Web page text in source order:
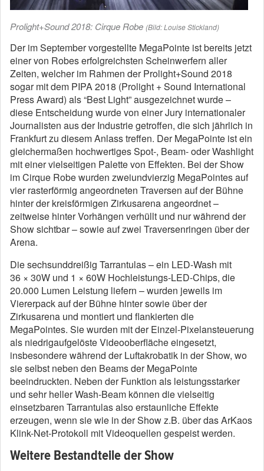
Prolight+Sound 2018: Cirque Robe (Bild: Louise Stickland)
Der im September vorgestellte MegaPointe ist bereits jetzt
einer von Robes erfolgreichsten Scheinwerfern aller
Zeiten, welcher im Rahmen der Prolight+Sound 2018
sogar mit dem PIPA 2018 (Prolight + Sound International
Press Award) als “Best Light” ausgezeichnet wurde –
diese Entscheidung wurde von einer Jury internationaler
Journalisten aus der Industrie getroffen, die sich jährlich in
Frankfurt zu diesem Anlass treffen. Der MegaPointe ist ein
gleichermaßen hochwertiges Spot-, Beam- oder Washlight
mit einer vielseitigen Palette von Effekten. Bei der Show
im Cirque Robe wurden zweiundvierzig MegaPointes auf
vier rasterförmig angeordneten Traversen auf der Bühne
hinter der kreisförmigen Zirkusarena angeordnet –
zeitweise hinter Vorhängen verhüllt und nur während der
Show sichtbar – sowie auf zwei Traversenringen über der
Arena.
Die sechsunddreißig Tarrantulas – ein LED-Wash mit
36 × 30W und 1 × 60W Hochleistungs-LED-Chips, die
20.000 Lumen Leistung liefern – wurden jeweils im
Viererpack auf der Bühne hinter sowie über der
Zirkusarena und montiert und flankierten die
MegaPointes. Sie wurden mit der Einzel-Pixelansteuerung
als niedrigaufgelöste Videooberfläche eingesetzt,
insbesondere während der Luftakrobatik in der Show, wo
sie selbst neben den Beams der MegaPointe
beeindruckten. Neben der Funktion als leistungsstarker
und sehr heller Wash-Beam können die vielseitig
einsetzbaren Tarrantulas also erstaunliche Effekte
erzeugen, wenn sie wie in der Show z.B. über das ArKaos
Klink-Net-Protokoll mit Videoquellen gespeist werden.
Weitere Bestandteile der Show